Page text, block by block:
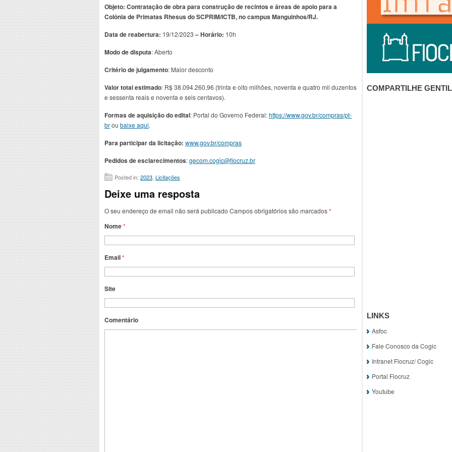
Objeto: Contratação de obra para construção de recintos e áreas de apoio para a
Colônia de Primatas Rhesus do SCPRIM/ICTB, no campus Manguinhos/RJ.
Data de reabertura: 19/12/2023 – Horário: 10h
Modo de disputa: Aberto
Critério de julgamento: Maior desconto
Valor total estimado: R$ 38.094.260,96 (trinta e oito milhões, noventa e quatro mil duzentos
e sessenta reais e noventa e seis centavos).
Formas de aquisição do edital: Portal do Governo Federal:https://www.gov.br/compras/pt-
brou baixe aqui.
Para participar da licitação: www.gov.br/compras
Pedidos de esclarecimentos:gecom.cogic@fiocruz.br
Posted in: 2023 Licitações
Deixe uma resposta
O seu endereço de email não será publicado Campos obrigatórios são marcados*
Nome*
Email*
Site
Comentário
COMPARTILHE
LINKS
Asfoc
Fale Conosco da Cogic
Intranet Fiocruz/ Cogic
Portal Fiocruz
Youtube